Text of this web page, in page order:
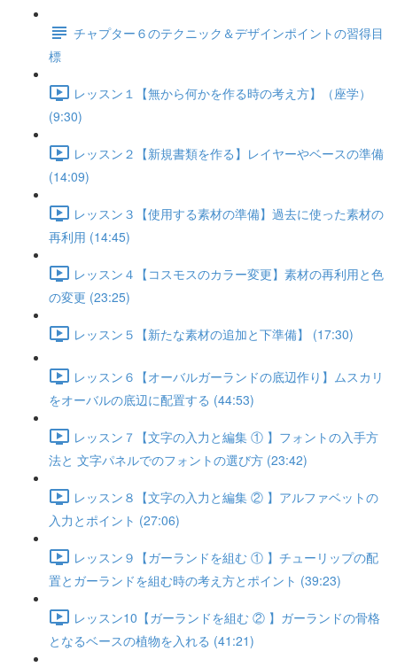
チャプター６のテクニック＆デザインポイントの習得目
標
レッスン１【無から何かを作る時の考え方】（座学）
(9:30)
レッスン２【新規書類を作る】レイヤーやベースの準備
(14:09)
レッスン３【使用する素材の準備】過去に使った素材の
再利用 (14:45)
レッスン４【コスモスのカラー変更】素材の再利用と色
の変更 (23:25)
レッスン５【新たな素材の追加と下準備】 (17:30)
レッスン６【オーバルガーランドの底辺作り】ムスカリ
をオーバルの底辺に配置する (44:53)
レッスン７【文字の入力と編集 ① 】フォントの入手方
法と 文字パネルでのフォントの選び方 (23:42)
レッスン８【文字の入力と編集 ② 】アルファベットの
入力とポイント (27:06)
レッスン９【ガーランドを組む ① 】チューリップの配
置とガーランドを組む時の考え方とポイント (39:23)
レッスン10【ガーランドを組む ② 】ガーランドの骨格
となるベースの植物を入れる (41:21)